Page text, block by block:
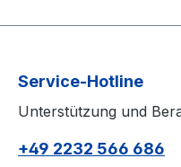
Service-Hotline
Unterstützung und
+49 2232 566 686